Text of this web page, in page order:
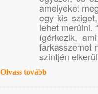
amelyeket
egy kis
lehet merülni.
ígérkezik,
farkasszemet
szintjén
Olvass tovább